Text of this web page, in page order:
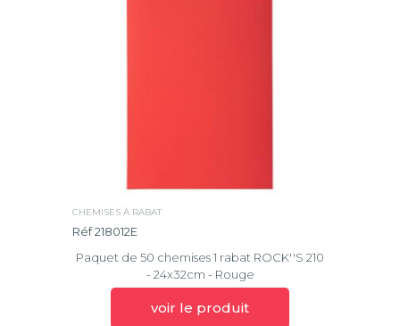
CHEMISES À RABAT
Réf 218012E
Paquet de 50 chemises 1 rabat ROCK''S 210
- 24x32cm - Rouge
voir le produit